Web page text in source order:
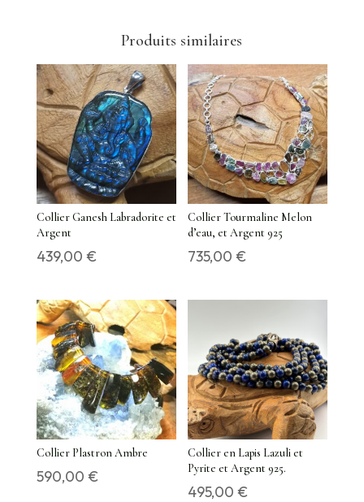
Produits similaires
Collier Ganesh Labradorite et
Argent
439,00 €
Collier Tourmaline Melon
d’eau, et Argent 925
735,00€
Collier Plastron Ambre
590,00 €
Collier en Lapis Lazuli et
Pyrite et Argent 925.
495,00€